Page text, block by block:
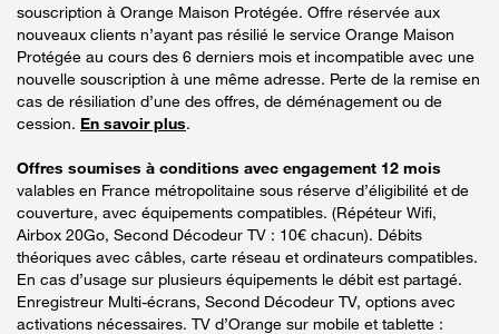
souscription à Orange Maison Protégée. Offre réservée aux
nouveaux clients n’ayant pas résilié le service Orange Maison
Protégée au cours des 6 derniers mois et incompatible avec une
nouvelle souscription à une même adresse. Perte de la remise en
cas de résiliation d’une des offres, de déménagement ou de
cession. En savoir plus.
Offres soumises à conditions avec engagement 12 mois
valables en France métropolitaine sous réserve d’éligibilité et de
couverture, avec équipements compatibles. (Répéteur Wifi,
Airbox 20Go, Second Décodeur TV : 10€ chacun). Débits
théoriques avec câbles, carte réseau et ordinateurs compatibles.
En cas d’usage sur plusieurs équipements le débit est partagé.
Enregistreur Multi-écrans, Second Décodeur TV, options avec
activations nécessaires. TV d’Orange sur mobile et tablette :